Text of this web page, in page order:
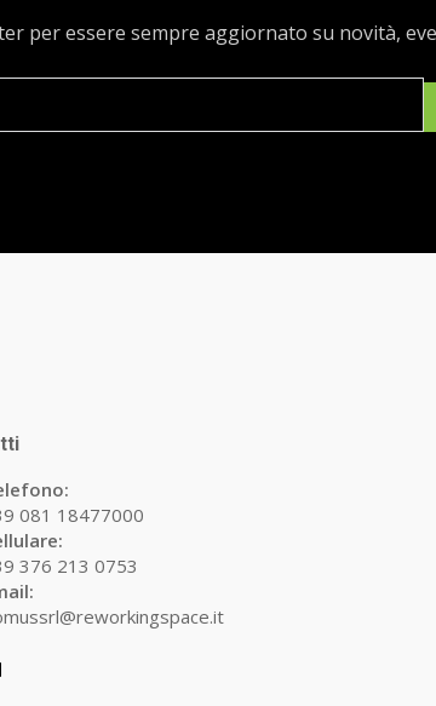
per essere sempre aggiornato su novità,
081 18477000
376 213 0753